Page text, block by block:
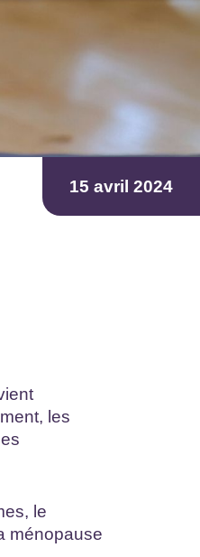
15 avril 2024
les
le
ménopause